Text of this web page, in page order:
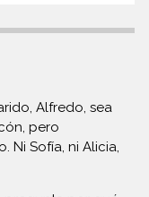
Alfredo, sea
pero
Ni Sofía, ni Alicia,